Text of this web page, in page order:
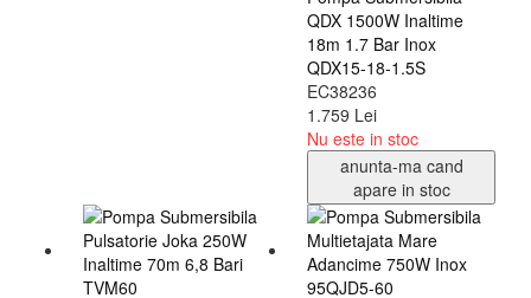
QDX 1500W Inaltime
18m 1.7 Bar Inox
QDX15-18-1.5S
EC38236
1.759 Lei
Nu este in stoc
anunta-ma cand
apare in stoc